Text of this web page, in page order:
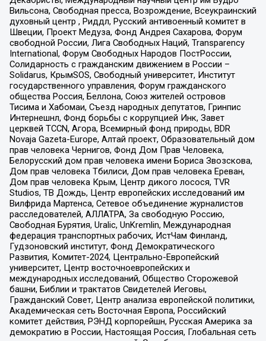
Вильсона, Свободная пресса, Возрождение, Всеукраинский
духовный центр , Риддл, Русский антивоенный комитет в
Швеции, Проект Медуза, Фонд Андрея Сахарова, Форум
свободной России, Лига Свободных Наций, Transparеncy
International, Форум Свободных Народов ПостРоссии,
Солидарность с гражданским движением в России –
Solidarus, КрымSOS, Свободный университет, Институт
государственного управления, Форум гражданского
общества Россия, Беллона, Союз жителей островов
Тисима и Хабомаи, Съезд народных депутатов, Гринпис
Интернешнл, Фонд борьбы с коррупцией Инк, Завет
церквей TCCN, Агора, Всемирный фонд природы, BDR
Novaja Gazeta-Europe, Алтай проект, Образовательный дом
прав человека Чернигов, Фонд Дом Прав Человека,
Белорусский дом прав человека имени Бориса Звозскова,
Дом прав человека Тбилиси, Дом прав человека Ереван,
Дом прав человека Крым, Центр дикого лосося, TVR
Studios, ТВ Дождь, Центр европейских исследований им
Вилфрида Мартенса, Сетевое объединение журналистов
расследователей, АЛЛАТРА, За свободную Россию,
Свободная Бурятия, Uralic, UnKremlin, Международная
федерация транспортных рабочих, ИстЧам Финланд,
Гудзоновский институт, Фонд Демократического
Развития, Комитет-2024, Центрально-Европейский
университет, Центр восточноевропейских и
международных исследований, Общество Сторожевой
башни, Библии и трактатов Свидетелей Иеговы,
Гражданский Совет, Центр анализа европейской политики,
Академическая сеть Восточная Европа, Российский
комитет действия, РЭНД корпорейшн, Русская Америка за
демократию в России, Настоящая Россия, Глобальная сеть